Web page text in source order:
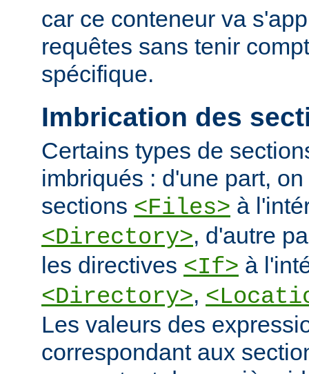
car ce conteneur va
requêtes sans tenir
spécifique.
Imbrication des
Certains types de
imbriqués : d'une part,
sections <Files> à
<Directory>, d'autre
les directives <If> à
<Directory>,
Les valeurs des
correspondant aux